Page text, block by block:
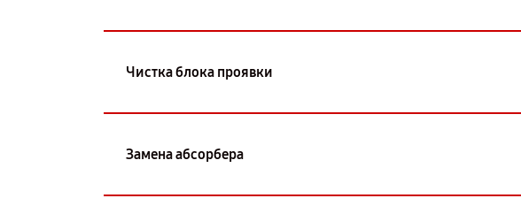
Чистка блока проявки
Замена абсорбера